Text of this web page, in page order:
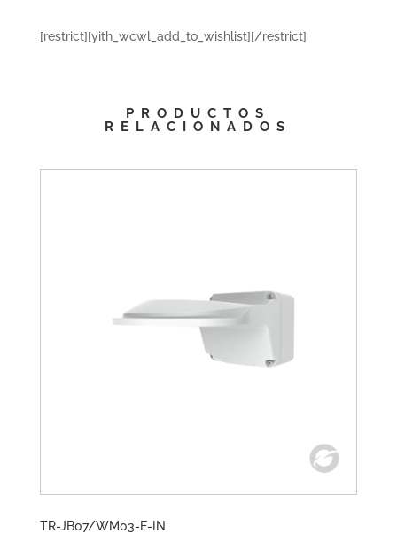
[restrict][yith_wcwl_add_to_wishlist][/restrict]
PRODUCTOS
RELACIONADOS
TR-JB07/WM03-E-IN